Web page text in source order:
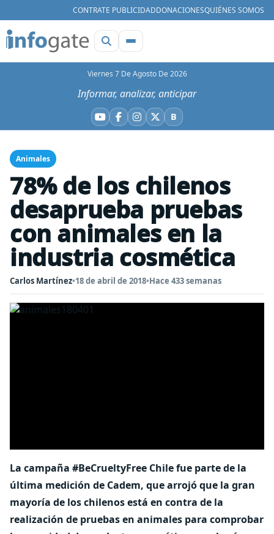
CONTRATE PUBLICIDADDONACIONESQUIÉNES SOMOS
Viernes 7 De Agosto De 2026
Informar, analizar, anticipar
YouTube
Facebook
Instagram
X BBluesky
Animales
78% de los chilenos
desaprueba pruebas
con animales en la
industria cosmética
Carlos Martínez•18 de abril de 2018•Hace 433 semanas
La campaña #BeCrueltyFree Chile fue parte de la
última medición de Cadem, que arrojó que la gran
mayoría de los chilenos está en contra de la
realización de pruebas en animales para comprobar